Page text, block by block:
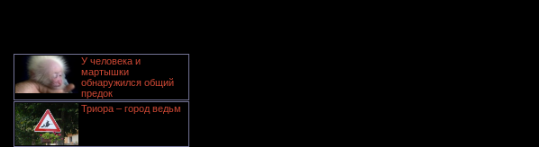
У человека и
мартышки
обнаружился общий
предок
Триора – город ведьм